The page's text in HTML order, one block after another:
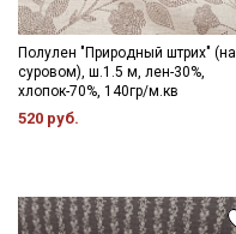
Полулен "Природный штрих" (на
суровом), ш.1.5 м, лен-30%,
хлопок-70%, 140гр/м.кв
520 руб.